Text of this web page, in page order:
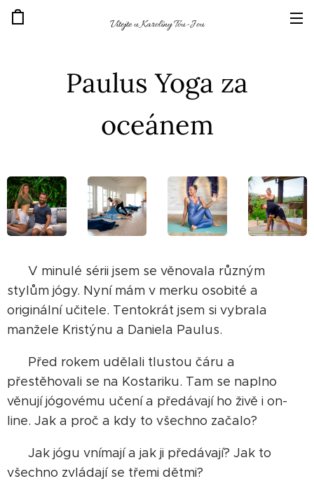
Vítejte u Karolíny Tou-Jou
Paulus Yoga za
oceánem
V minulé sérii jsem se věnovala různým
stylům jógy. Nyní mám v merku osobité a
originální učitele. Tentokrát jsem si vybrala
manžele Kristýnu a Daniela Paulus.
Před rokem udělali tlustou čáru a
přestěhovali se na Kostariku. Tam se naplno
věnují jógovému učení a předávají ho živě i on-
line. Jak a proč a kdy to všechno začalo?
Jak jógu vnímají a jak ji předávají? Jak to
všechno zvládají se třemi dětmi?